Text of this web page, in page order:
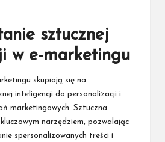
sztucznej
w e-marketingu
skupiają się na
inteligencji do personalizacji i
marketingowych. Sztuczna
narzędziem, pozwalając
spersonalizowanych treści i